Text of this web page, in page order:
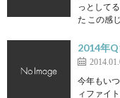
っとして
た この感
2014年
今年もい
ィファイ